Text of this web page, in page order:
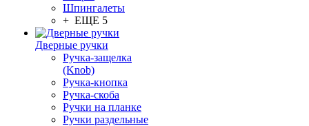
Шпингалеты
+ ЕЩЕ 5
Дверные ручки
Ручка-защелка
(Knob)
Ручка-кнопка
Ручка-скоба
Ручки на планке
Ручки раздельные